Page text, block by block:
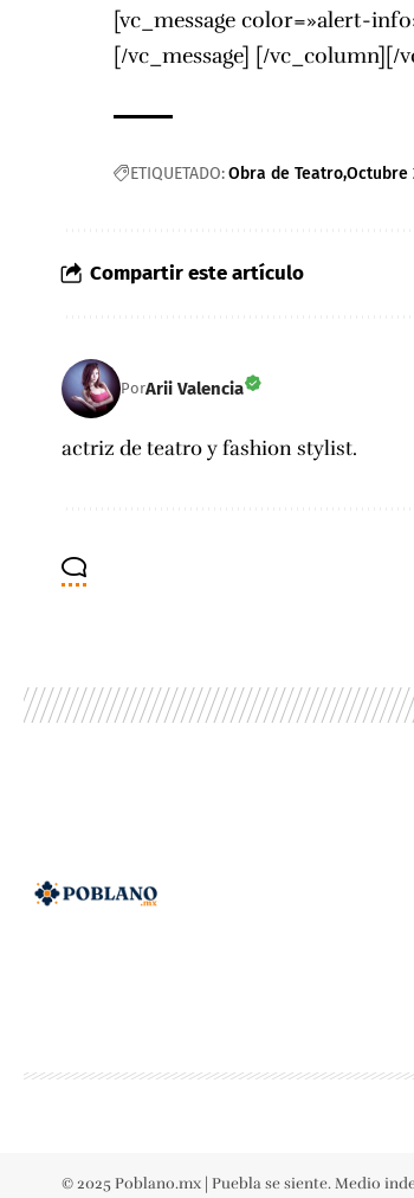
[vc_message color=»alert-
[/vc_message] [/vc_column][/
ETIQUETADO:Obra de TeatroOctubre
Compartir este artículo
PorArii Valencia
actriz de teatro y fashion stylist.
© 2025 Poblano.mx | Puebla se siente. Medio